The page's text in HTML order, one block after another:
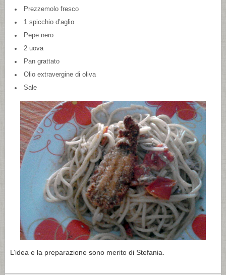
Prezzemolo fresco
1 spicchio d’aglio
Pepe nero
2 uova
Pan grattato
Olio extravergine di oliva
Sale
L’idea e la preparazione sono merito di Stefania.